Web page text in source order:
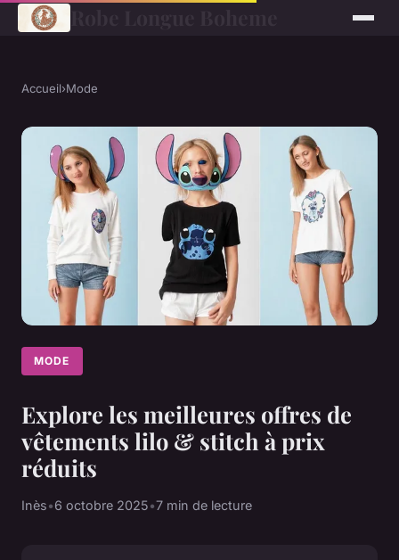
Accueil›Mode
MODE
Explore les meilleures offres de
vêtements lilo & stitch à prix
réduits
Inès•6 octobre 2025•7 min de lecture